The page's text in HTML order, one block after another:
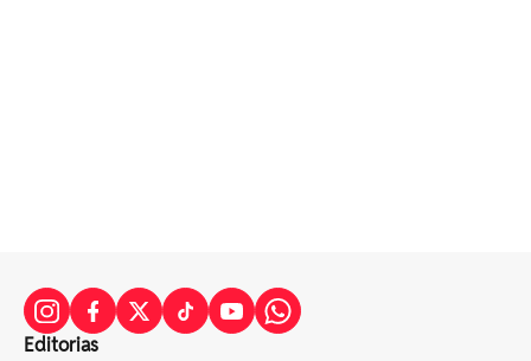
Editorias